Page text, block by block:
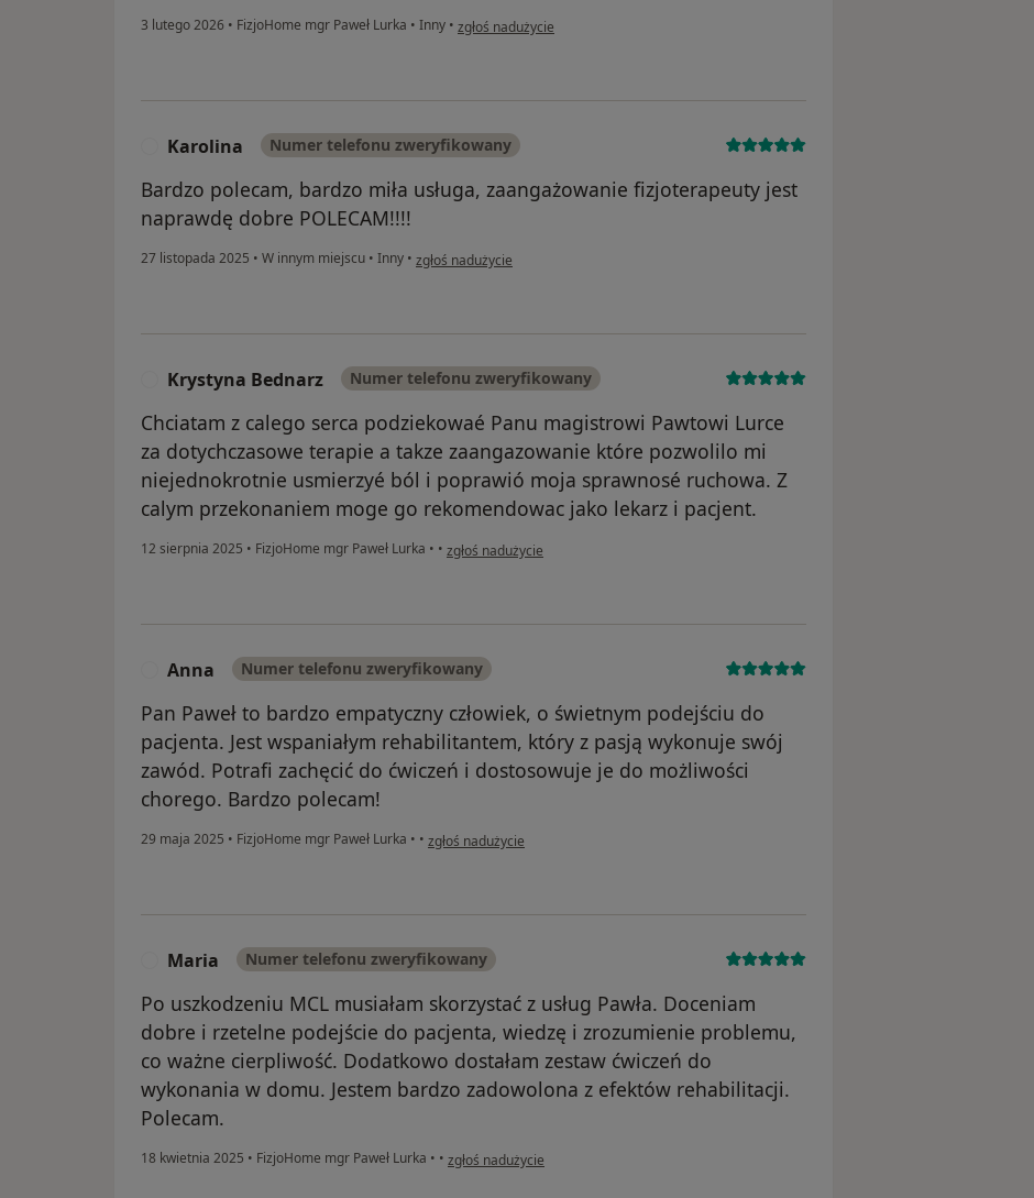
3 lutego 2026 • FizjoHome mgr Paweł Lurka • Inny • w opinii użytkownika Marta
zgłoś nadużycie
Karolina Numer telefonu zweryfikowany
Bardzo polecam, bardzo miła usługa, zaangażowanie fizjoterapeuty jest
naprawdę dobre POLECAM!!!!
27 listopada 2025 • W innym miejscu • Inny • w opinii użytkownika Karolina
zgłoś nadużycie
Krystyna Bednarz Numer telefonu zweryfikowany
Chciatam z calego serca podziekowaé Panu magistrowi Pawtowi Lurce
za dotychczasowe terapie a takze zaangazowanie które pozwolilo mi
niejednokrotnie usmierzyé ból i poprawió moja sprawnosé ruchowa. Z
calym przekonaniem moge go rekomendowac jako lekarz i pacjent.
12 sierpnia 2025 • FizjoHome mgr Paweł Lurka • • w opinii użytkownika Krystyna Bednarz
zgłoś nadużycie
Anna Numer telefonu zweryfikowany
Pan Paweł to bardzo empatyczny człowiek, o świetnym podejściu do
pacjenta. Jest wspaniałym rehabilitantem, który z pasją wykonuje swój
zawód. Potrafi zachęcić do ćwiczeń i dostosowuje je do możliwości
chorego. Bardzo polecam!
29 maja 2025 • FizjoHome mgr Paweł Lurka • • w opinii użytkownika Anna
zgłoś nadużycie
Maria Numer telefonu zweryfikowany
Po uszkodzeniu MCL musiałam skorzystać z usług Pawła. Doceniam
dobre i rzetelne podejście do pacjenta, wiedzę i zrozumienie problemu,
co ważne cierpliwość. Dodatkowo dostałam zestaw ćwiczeń do
wykonania w domu. Jestem bardzo zadowolona z efektów rehabilitacji.
Polecam.
18 kwietnia 2025 • FizjoHome mgr Paweł Lurka • • w opinii użytkownika Maria
zgłoś nadużycie